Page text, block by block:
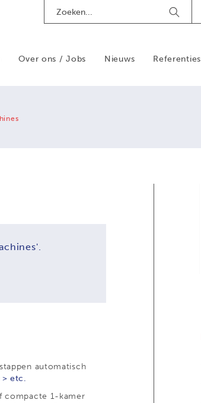
Zoek
Over ons / Jobs Nieuws Referenties
automatisch
> etc.
compacte 1-kamer